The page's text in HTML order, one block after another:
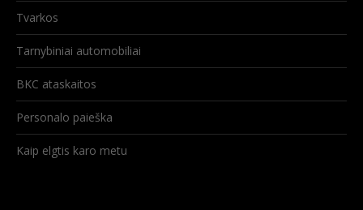
Tvarkos
Tarnybiniai automobiliai
BKC ataskaitos
Personalo paieška
Kaip elgtis karo metu